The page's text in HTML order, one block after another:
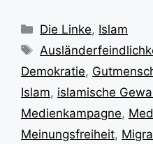
Kategorien
Die Linke, Islam
Schlagwörter
Demokratie,
Islam, islamische
Medienkampagne,
Meinungsfreiheit,